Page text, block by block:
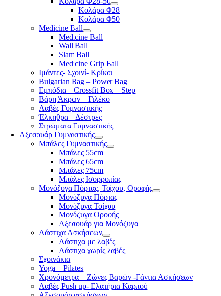
Κολάρα Φ28
Κολάρα Φ50
Medicine Ball
Medicine Ball
Wall Ball
Slam Ball
Medicine Grip Ball
Ιμάντες- Σχοινί- Κρίκοι
Bulgarian Bag – Power Bag
Εμπόδια – Crossfit Box – Step
Βάρη Άκρων – Γιλέκο
Λαβές Γυμναστικής
Έλκηθρα – Δέστρες
Στρώματα Γυμναστικής
Αξεσουάρ Γυμναστικής
Μπάλες Γυμναστικής
Μπάλες 55cm
Μπάλες 65cm
Μπάλες 75cm
Μπάλες Ισορροπίας
Μονόζυγα Πόρτας, Τοίχου, Οροφής
Μονόζυγα Πόρτας
Μονόζυγα Τοίχου
Μονόζυγα Οροφής
Αξεσουάρ για Μονόζυγα
Λάστιχα Ασκήσεων
Λάστιχα με λαβές
Λάστιχα χωρίς λαβές
Σχοινάκια
Yoga – Pilates
Χρονόμετρα – Ζώνες Βαρών -Γάντια Ασκήσεων
Λαβές Push up- Ελατήρια Καρπού